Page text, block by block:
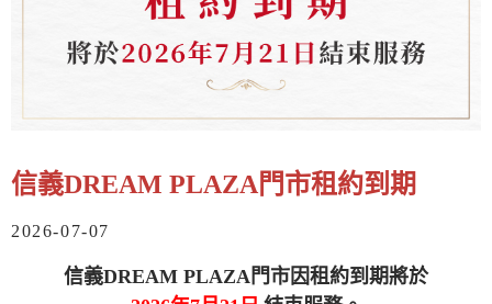
信義DREAM PLAZA門市租約到期
2026-07-07
信義DREAM PLAZA門市因租約到期​​將於